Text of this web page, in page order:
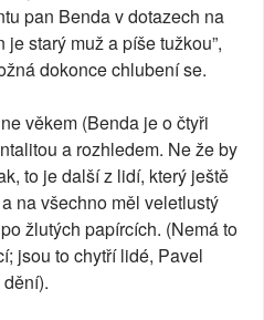
pan Benda v dotazech na
starý muž a píše tužkou”,
dokonce chlubení se.
věkem (Benda je o čtyři
a rozhledem. Ne že by
to je další z lidí, který ještě
na všechno měl veletlustý
žlutých papírcích. (Nemá to
jsou to chytří lidé, Pavel